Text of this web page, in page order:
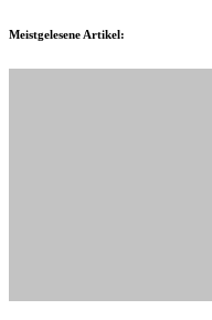
Meistgelesene Artikel: